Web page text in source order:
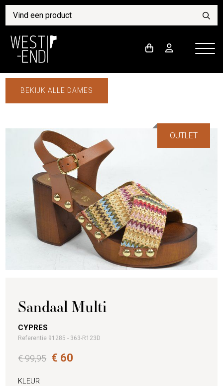
BEKIJK ALLE DAMES
OUTLET
Sandaal Multi
CYPRES
Referentie 91285 - 363-R123D
€ 99,95 € 60
KLEUR